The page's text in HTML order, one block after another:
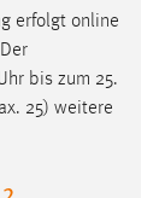
erfolgt online
bis zum 25.
25) weitere
Cookie